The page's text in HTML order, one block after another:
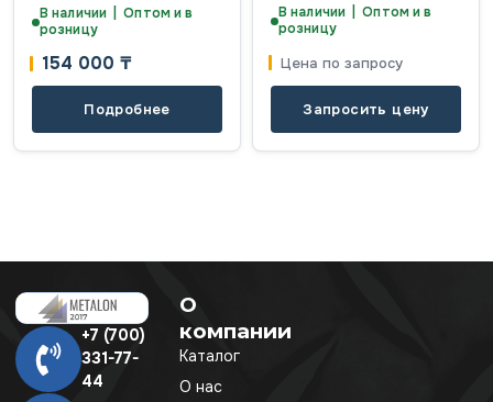
В наличии | Оптом и в
розницу
154 000 ₸
Подробнее
В наличии | Оптом и в
розницу
Цена по запросу
Запросить цену
+7 (700)
331-77-
44
О
компании
Каталог
О нас